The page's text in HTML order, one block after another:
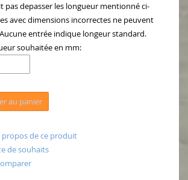
pas depasser les longueur mentionné ci-
avec dimensions incorrectes ne peuvent
entrée indique longeur standard.
souhaitée en mm:
au panier
propos de ce produit
de souhaits